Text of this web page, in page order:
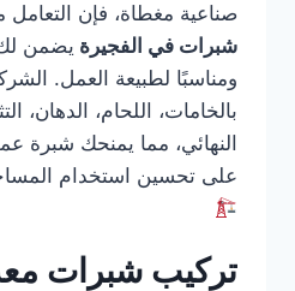
صناعية مغطاة، فإن التعامل
شبرات في الفجيرة يضمن لك
ومناسبًا لطبيعة العمل.
بالخامات، اللحام، الدهان،
النهائي، مما يمنحك شبرة
على تحسين استخدام
تركيب شبرات